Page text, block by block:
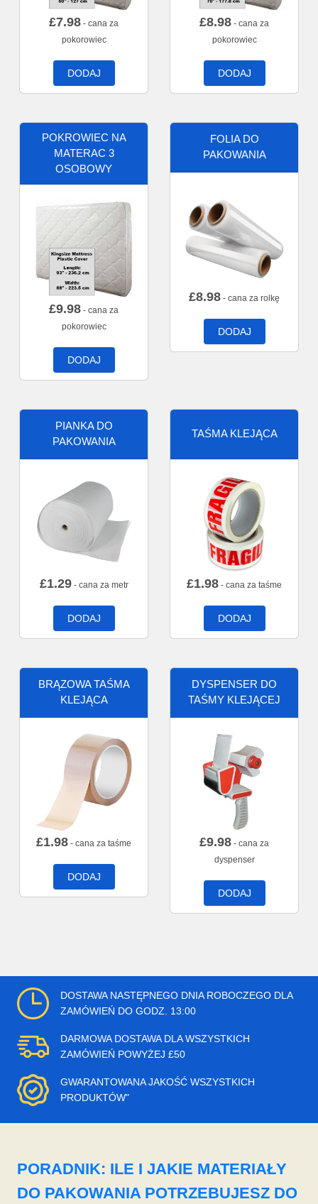
£7.98 - cana za
pokorowiec
DODAJ
£8.98 - cana za
pokorowiec
DODAJ
POKROWIEC NA
MATERAC 3
OSOBOWY
£9.98 - cana za
pokorowiec
DODAJ
FOLIA DO
PAKOWANIA
£8.98 - cana za rolkę
DODAJ
PIANKA DO
PAKOWANIA
£1.29- cana za metr
DODAJ
TAŚMA KLEJĄCA
£1.98 - cana za taśme
DODAJ
BRĄZOWA TAŚMA
KLEJĄCA
£1.98 - cana za taśme
DODAJ
DYSPENSER DO
TAŚMY KLEJĄCEJ
£9.98 - cana za
dyspenser
DODAJ
DOSTAWA NASTĘPNEGO DNIA ROBOCZEGO DLA
ZAMÓWIEŃ DO GODZ. 13:00
DARMOWA DOSTAWA DLA WSZYSTKICH
ZAMÓWIEŃ POWYŻEJ £50
GWARANTOWANA JAKOŚĆ WSZYSTKICH
PRODUKTÓW"
PORADNIK: ILE I JAKIE MATERIAŁY
DO PAKOWANIA POTRZEBUJESZ DO